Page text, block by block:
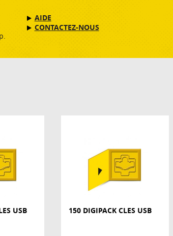
AIDE
CONTACTEZ-NOUS
USB 150 DIGIPACK CLES USB